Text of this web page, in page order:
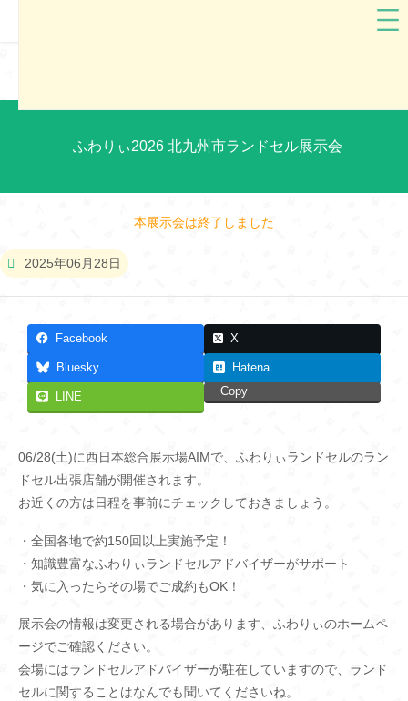
ふわりぃ2026 北九州市ランドセル展示会
本展示会は終了しました
2025年06月28日
Facebook X
Bluesky Hatena
LINE Copy
06/28(土)に西日本総合展示場AIMで、ふわりぃランドセルのラン
ドセル出張店舗が開催されます。
お近くの方は日程を事前にチェックしておきましょう。
・全国各地で約150回以上実施予定！
・知識豊富なふわりぃランドセルアドバイザーがサポート
・気に入ったらその場でご成約もOK！
展示会の情報は変更される場合があります、ふわりぃのホームペ
ージでご確認ください。
会場にはランドセルアドバイザーが駐在していますので、ランド
セルに関することはなんでも聞いてくださいね。